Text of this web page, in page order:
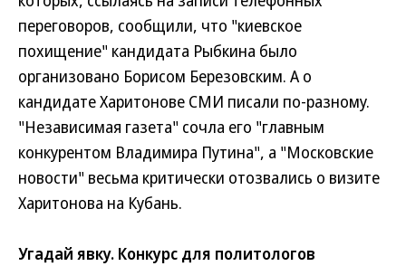
переговоров, сообщили, что "киевское
похищение" кандидата Рыбкина было
организовано Борисом Березовским. А о
кандидате Харитонове СМИ писали по-разному.
"Независимая газета" сочла его "главным
конкурентом Владимира Путина", а "Московские
новости" весьма критически отозвались о визите
Харитонова на Кубань.
Угадай явку. Конкурс для политологов